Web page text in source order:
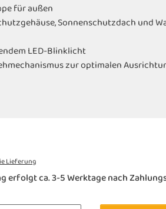
für außen
Sonnenschutzdach und
LED-Blinklicht
zur optimalen
nach DIN 33450
Lieferung
erfolgt ca. 3-5 Werktage nach